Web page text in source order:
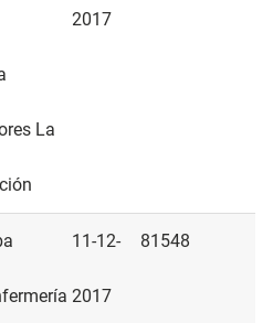
La
2017
11-12-
2017
81548